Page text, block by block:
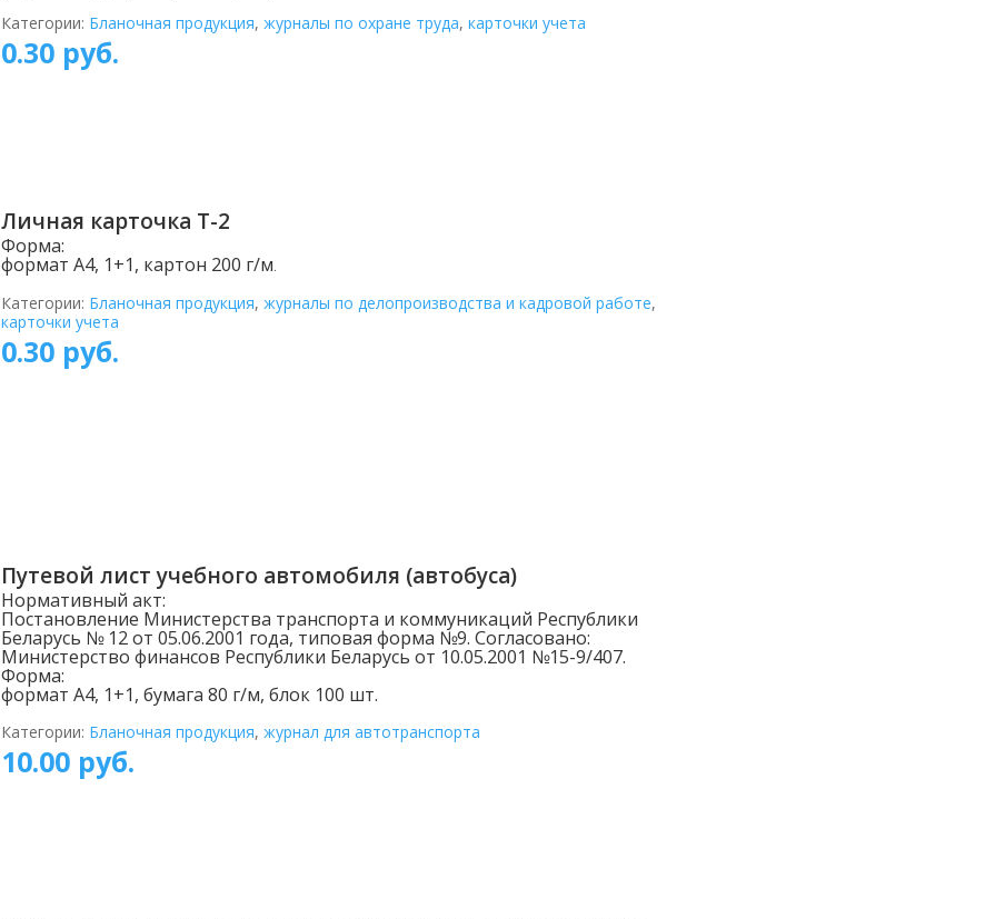
Категории: Бланочная продукция, журналы по охране труда, карточки учета
0.30руб.
Личная карточка Т-2
Форма:
формат А4, 1+1, картон 200 г/м
Категории: Бланочная продукция, журналы по делопроизводства и кадровой работе,
карточки учета
0.30руб.
Путевой лист учебного автомобиля (автобуса)
Нормативный акт:
Постановление Министерства транспорта и коммуникаций Республики
Беларусь № 12 от 05.06.2001 года, типовая форма №9. Согласовано:
Министерство финансов Республики Беларусь от 10.05.2001 №15-9/407.
Форма:
формат А4, 1+1, бумага 80 г/м, блок 100 шт.
Категории: Бланочная продукция, журнал для автотранспорта
10.00руб.